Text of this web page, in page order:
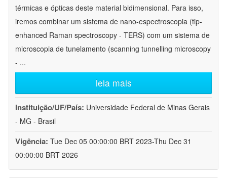
térmicas e ópticas deste material bidimensional. Para isso,
iremos combinar um sistema de nano-espectroscopia (tip-
enhanced Raman spectroscopy - TERS) com um sistema de
microscopia de tunelamento (scanning tunnelling microscopy
- ...
leia mais
Instituição/UF/País: Universidade Federal de Minas Gerais
- MG - Brasil
Vigência: Tue Dec 05 00:00:00 BRT 2023-Thu Dec 31
00:00:00 BRT 2026